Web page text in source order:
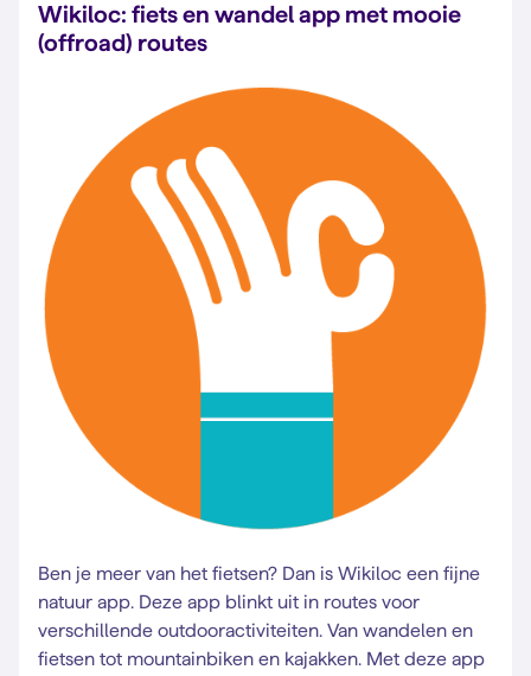
Wikiloc: fiets en wandel app met mooie
(offroad) routes
Ben je meer van het fietsen? Dan is Wikiloc een fijne
natuur app. Deze app blinkt uit in routes voor
verschillende outdooractiviteiten. Van wandelen en
fietsen tot mountainbiken en kajakken. Met deze app